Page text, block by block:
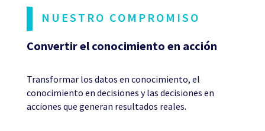
NUESTRO COMPROMISO
Convertir el conocimiento en acción
Transformar los datos en conocimiento, el
conocimiento en decisiones y las decisiones en
acciones que generan resultados reales.